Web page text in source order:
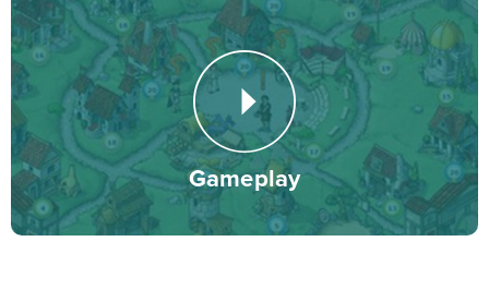
militarne. W końcu nie tylko Ty dążysz do stworzenia
prawdziwego imperium. Szereg nowości, które
wprowadza Travian Kingdoms wznoszą podstawową
zabawę na nowy poziom. Przekonaj się sam!
Gameplay